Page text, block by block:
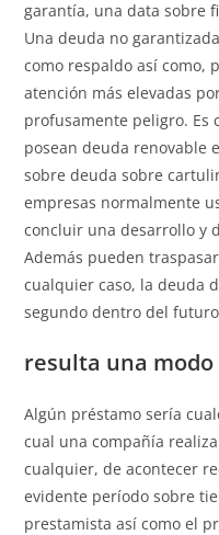
garantía, una data sobre
Una deuda no
como respaldo así­ como,
atención más elevadas
profusamente peligro. Es
posean deuda renovable
sobre deuda sobre
empresas normalmente
concluir una desarrollo y
Además pueden
cualquier caso, la deuda
segundo dentro del
resulta una
Algún préstamo serí­a
cual una compañía
cualquier, de acontecer
evidente período sobre
prestamista así­ como el